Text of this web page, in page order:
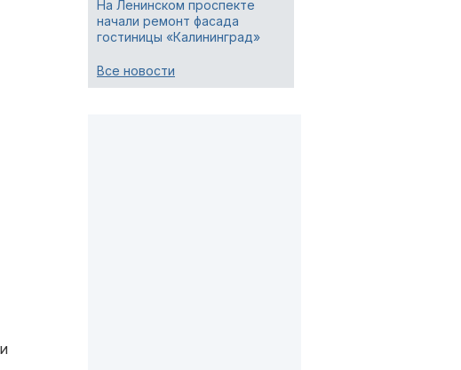
На Ленинском проспекте
начали ремонт фасада
гостиницы «Калининград»
Все новости